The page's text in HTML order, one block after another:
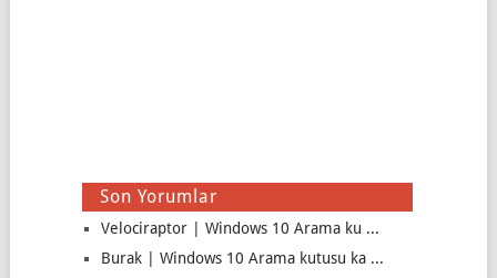
Son Yorumlar
Velociraptor | Windows 10 Arama ku ...
Burak | Windows 10 Arama kutusu ka ...